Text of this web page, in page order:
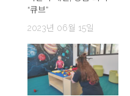
“큐브”
2023년 06월 15일